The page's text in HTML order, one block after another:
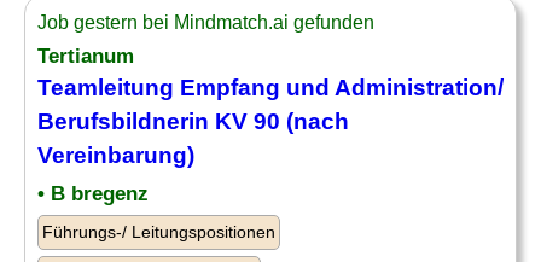
Job gestern bei Mindmatch.ai gefunden
Tertianum
Teamleitung Empfang und Administration/
Berufsbildnerin KV 90 (nach
Vereinbarung)
• B bregenz
Führungs-/ Leitungspositionen